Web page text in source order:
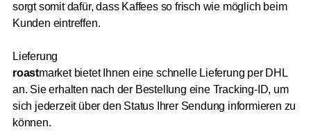
sorgt somit dafür, dass Kaffees so frisch wie möglich beim
Kunden eintreffen.
Lieferung
roastmarket bietet Ihnen eine schnelle Lieferung per DHL
an. Sie erhalten nach der Bestellung eine Tracking-ID, um
sich jederzeit über den Status Ihrer Sendung informieren zu
können.